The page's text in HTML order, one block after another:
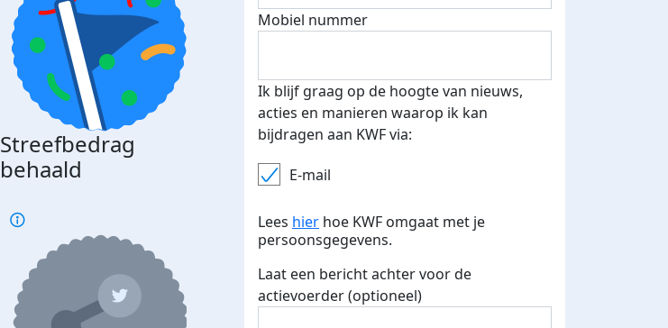
Streefbedrag
behaald
Mobiel nummer
Ik blijf graag op de hoogte van nieuws,
acties en manieren waarop ik kan
bijdragen aan KWF via:
E-mail
Lees hier hoe KWF omgaat met je
persoonsgegevens.
Laat een bericht achter voor de
actievoerder (optioneel)